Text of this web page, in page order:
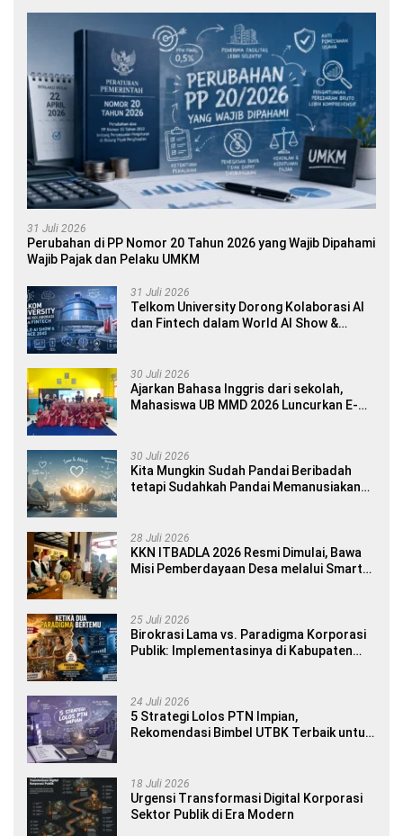
31 Juli 2026
Perubahan di PP Nomor 20 Tahun 2026 yang Wajib Dipahami
Wajib Pajak dan Pelaku UMKM
31 Juli 2026
Telkom University Dorong Kolaborasi AI
dan Fintech dalam World AI Show &
30 Juli 2026
Ajarkan Bahasa Inggris dari sekolah,
Mahasiswa UB MMD 2026 Luncurkan E-
30 Juli 2026
Kita Mungkin Sudah Pandai Beribadah
tetapi Sudahkah Pandai Memanusiakan
28 Juli 2026
KKN ITBADLA 2026 Resmi Dimulai, Bawa
Misi Pemberdayaan Desa melalui Smart
25 Juli 2026
Birokrasi Lama vs. Paradigma Korporasi
Publik: Implementasinya di Kabupaten
24 Juli 2026
5 Strategi Lolos PTN Impian,
Rekomendasi Bimbel UTBK Terbaik untuk
18 Juli 2026
Urgensi Transformasi Digital Korporasi
Sektor Publik di Era Modern